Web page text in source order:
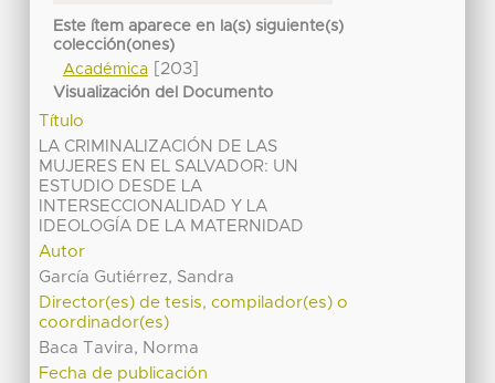
Este ítem aparece en la(s) siguiente(s)
colección(ones)
Académica[203]
Visualización del Documento
Título
LA CRIMINALIZACIÓN DE LAS
MUJERES EN EL SALVADOR: UN
ESTUDIO DESDE LA
INTERSECCIONALIDAD Y LA
IDEOLOGÍA DE LA MATERNIDAD
Autor
García Gutiérrez, Sandra
Director(es) de tesis, compilador(es) o
coordinador(es)
Baca Tavira, Norma
Fecha de publicación